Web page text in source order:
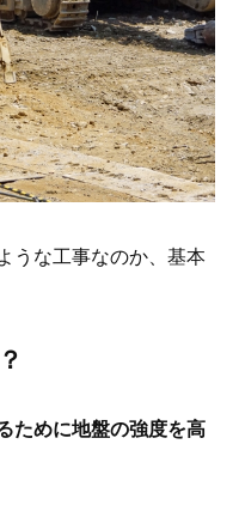
うな工事なのか、基本
ために地盤の強度を高